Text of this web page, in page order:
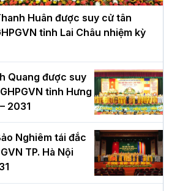
Huân được suy cử tân
tỉnh Lai Châu nhiệm kỳ
Quang được suy
tỉnh Hưng
2031
Nghiêm tái đắc
TP. Hà Nội